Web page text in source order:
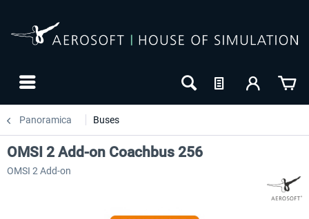
Panoramica Buses
OMSI 2 Add-on Coachbus 256
OMSI 2 Add-on